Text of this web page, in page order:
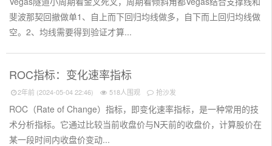
斐波那契回撤做单1、自上而下回归均线做多，自下而上回归均线做
空。2、均线需要得到验证才算...
ROC指标：变化速率指标
2年前 (2024-05-04 22:46) 518人围观 抢沙发
ROC（Rate of Change）指标，即变化速率指标，是一种常用的技
术分析指标。它通过比较当前收盘价与N天前的收盘价，计算股价在
某一段时间内收盘价变动...